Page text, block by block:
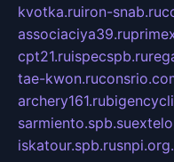
kvotka.ruiron-snab.ru
associaciya39.ru
cpt21.ruispecspb.ru
tae-kwon.ru
archery161.ru
sarmiento.spb.su
iskatour.spb.ru